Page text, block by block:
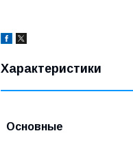
Характеристики
Основные